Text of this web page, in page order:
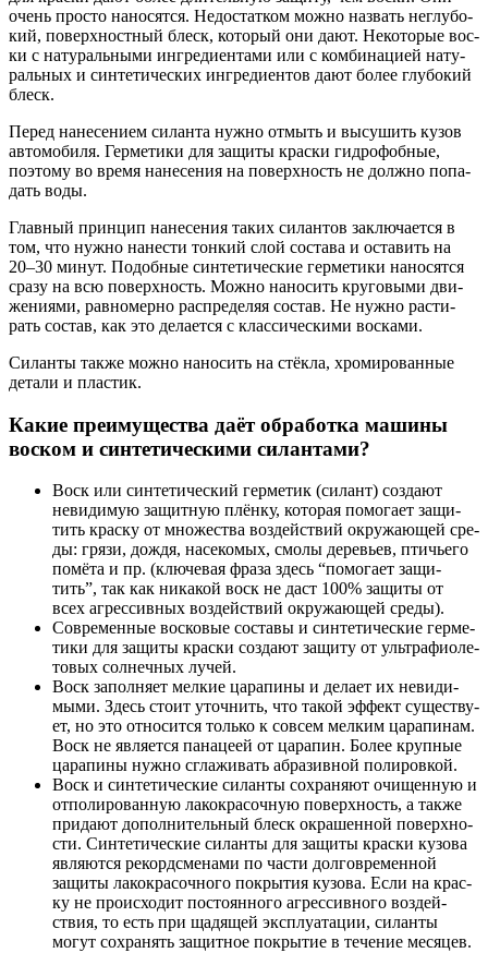
очень про­сто нано­сят­ся. Недо­стат­ком мож­но назвать неглу­бо­
кий, поверх­ност­ный блеск, кото­рый они дают. Неко­то­рые вос­
ки с нату­раль­ны­ми ингре­ди­ен­та­ми или с ком­би­на­ци­ей нату­
раль­ных и син­те­ти­че­ских ингре­ди­ен­тов дают более глу­бо­кий
блеск.
Перед нане­се­ни­ем силан­та нуж­но отмыть и высу­шить кузов
авто­мо­би­ля. Гер­ме­ти­ки для защи­ты крас­ки гид­ро­фоб­ные,
поэто­му во вре­мя нане­се­ния на поверх­ность не долж­но попа­
дать воды.
Глав­ный прин­цип нане­се­ния таких силан­тов заклю­ча­ет­ся в
том, что нуж­но нане­сти тон­кий слой соста­ва и оста­вить на
20–30 минут. Подоб­ные син­те­ти­че­ские гер­ме­ти­ки нано­сят­ся
сра­зу на всю поверх­ность. Мож­но нано­сить кру­го­вы­ми дви­
же­ни­я­ми, рав­но­мер­но рас­пре­де­ляя состав. Не нуж­но рас­ти­
рать состав, как это дела­ет­ся с клас­си­че­ски­ми вос­ка­ми.
Силан­ты так­же мож­но нано­сить на стёк­ла, хро­ми­ро­ван­ные
дета­ли и пла­стик.
Какие преимущества даёт обработка машины
воском и синтетическими силантами?
Воск или син­те­ти­че­ский гер­ме­тик (силант) созда­ют
неви­ди­мую защит­ную плён­ку, кото­рая помо­га­ет защи­
тить крас­ку от мно­же­ства воз­дей­ствий окру­жа­ю­щей сре­
ды: гря­зи, дождя, насе­ко­мых, смо­лы дере­вьев, пти­чье­го
помё­та и пр. (клю­че­вая фра­за здесь “помо­га­ет защи­
тить”, так как ника­кой воск не даст 100% защи­ты от
всех агрес­сив­ных воз­дей­ствий окру­жа­ю­щей сре­ды).
Совре­мен­ные вос­ко­вые соста­вы и син­те­ти­че­ские гер­ме­
ти­ки для защи­ты крас­ки созда­ют защи­ту от уль­тра­фи­о­ле­
то­вых сол­неч­ных лучей.
Воск запол­ня­ет мел­кие цара­пи­ны и дела­ет их неви­ди­
мы­ми. Здесь сто­ит уточ­нить, что такой эффект суще­ству­
ет, но это отно­сит­ся толь­ко к совсем мел­ким цара­пи­нам.
Воск не явля­ет­ся пана­це­ей от цара­пин. Более круп­ные
цара­пи­ны нуж­но сгла­жи­вать абра­зив­ной поли­ров­кой.
Воск и син­те­ти­че­ские силан­ты сохра­ня­ют очи­щен­ную и
отпо­ли­ро­ван­ную лако­кра­соч­ную поверх­ность, а так­же
при­да­ют допол­ни­тель­ный блеск окра­шен­ной поверх­но­
сти. Син­те­ти­че­ские силан­ты для защи­ты крас­ки кузо­ва
явля­ют­ся рекорд­сме­на­ми по части дол­го­вре­мен­ной
защи­ты лако­кра­соч­но­го покры­тия кузо­ва. Если на крас­
ку не про­ис­хо­дит посто­ян­но­го агрес­сив­но­го воз­дей­
ствия, то есть при щадя­щей экс­плу­а­та­ции, силан­ты
могут сохра­нять защит­ное покры­тие в тече­ние меся­цев.